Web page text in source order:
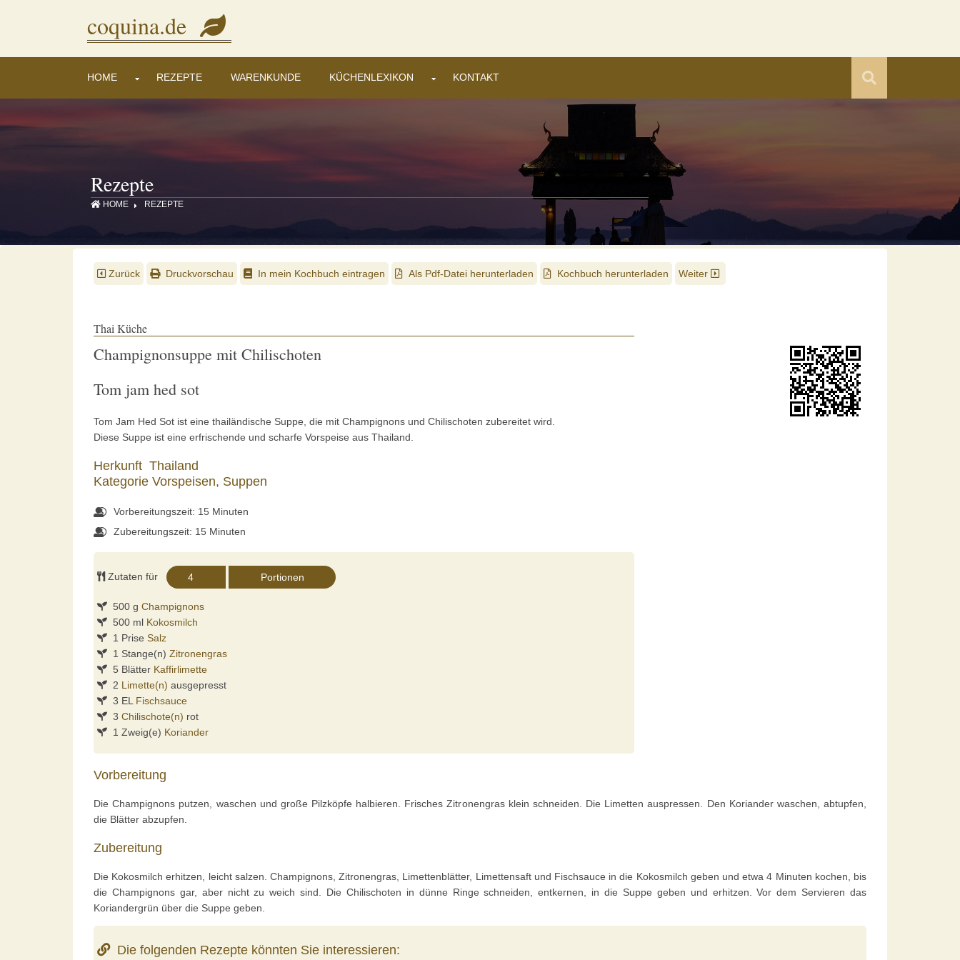
Diese Seite verwendet Cookies, um Inhalte und Anzeigen zu personalisieren. Mit der Nutzung dieser Webseite stimmen Sie dem zu.
coquina.de
HOME REZEPTE WARENKUNDE KÜCHENLEXIKON KONTAKT
Rezepte
HOME REZEPTE
Zurück Druckvorschau In mein Kochbuch eintragen Als Pdf-Datei herunterladen Kochbuch herunterladen Weiter
Thai Küche
Champignonsuppe mit Chilischoten
Tom jam hed sot
Tom Jam Hed Sot ist eine thailändische Suppe, die mit Champignons und Chilischoten zubereitet wird.
Diese Suppe ist eine erfrischende und scharfe Vorspeise aus Thailand.
Herkunft Thailand
Kategorie Vorspeisen, Suppen
Vorbereitungszeit: 15 Minuten
Zubereitungszeit: 15 Minuten
Zutaten für
500 g Champignons
500 ml Kokosmilch
1 Prise Salz
1 Stange(n) Zitronengras
5 Blätter Kaffirlimette
2 Limette(n) ausgepresst
3 EL Fischsauce
3 Chilischote(n) rot
1 Zweig(e) Koriander
Vorbereitung
Die Champignons putzen, waschen und große Pilzköpfe halbieren. Frisches Zitronengras klein schneiden. Die Limetten auspressen. Den Koriander waschen, abtupfen,
die Blätter abzupfen.
Zubereitung
Die Kokosmilch erhitzen, leicht salzen. Champignons, Zitronengras, Limettenblätter, Limettensaft und Fischsauce in die Kokosmilch geben und etwa 4 Minuten kochen, bis
die Champignons gar, aber nicht zu weich sind. Die Chilischoten in dünne Ringe schneiden, entkernen, in die Suppe geben und erhitzen. Vor dem Servieren das
Koriandergrün über die Suppe geben.
Die folgenden Rezepte könnten Sie interessieren: